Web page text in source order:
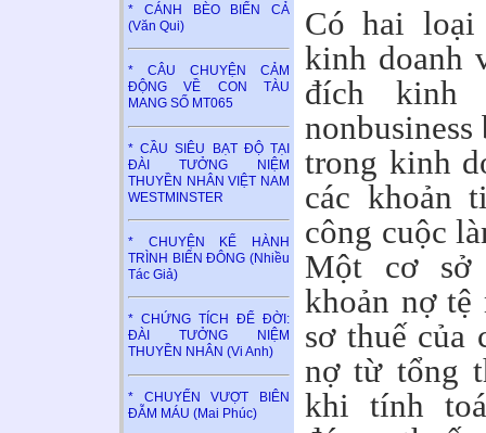
* CÁNH BÈO BIỂN CẢ
(Văn Qui)
* CÂU CHUYỆN CẢM
ĐỘNG VỀ CON TÀU
MANG SỐ MT065
* CẦU SIÊU BẠT ĐỘ TẠI
ĐÀI TƯỞNG NIỆM
THUYỀN NHÂN VIỆT NAM
WESTMINSTER
* CHUYỆN KỂ HÀNH
TRÌNH BIỂN ĐÔNG (Nhiều
Tác Giả)
* CHỨNG TÍCH ĐỂ ĐỜI:
ĐÀI TƯỞNG NIỆM
THUYỀN NHÂN (Vi Anh)
* CHUYẾN VƯỢT BIÊN
ĐẪM MÁU (Mai Phúc)
Có hai
kinh doanh
đích kinh
trong kinh
các khoản
công cuộc
Một cơ sở
khoản nợ tệ
sơ thuế của
nợ từ tổng
khi tính